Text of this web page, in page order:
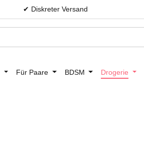
✔ Diskreter Versand
Für Paare BDSM Drogerie